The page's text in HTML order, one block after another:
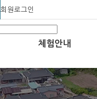
회원로그인
체험안내